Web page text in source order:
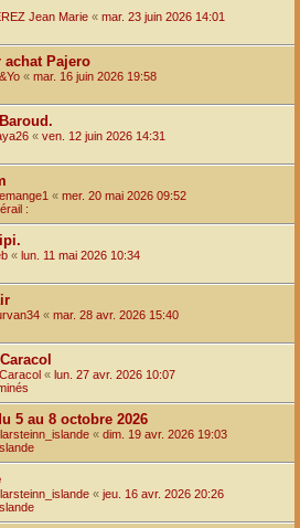
Jean Marie « mar. 23 juin 2026 14:01
achat Pajero
« mar. 16 juin 2026 19:58
« ven. 12 juin 2026 14:31
« mer. 20 mai 2026 09:52
:
« lun. 11 mai 2026 10:34
« mar. 28 avr. 2026 15:40
« lun. 27 avr. 2026 10:07
5 au 8 octobre 2026
« dim. 19 avr. 2026 19:03
« jeu. 16 avr. 2026 20:26